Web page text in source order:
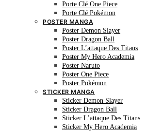
Porte Clé One Piece
Porte Clé Pokémon
POSTER MANGA
Poster Demon Slayer
Poster Dragon Ball
Poster L’attaque Des Titans
Poster My Hero Academia
Poster Naruto
Poster One Piece
Poster Pokémon
STICKER MANGA
Sticker Demon Slayer
Sticker Dragon Ball
Sticker L’attaque Des Titans
Sticker My Hero Academia